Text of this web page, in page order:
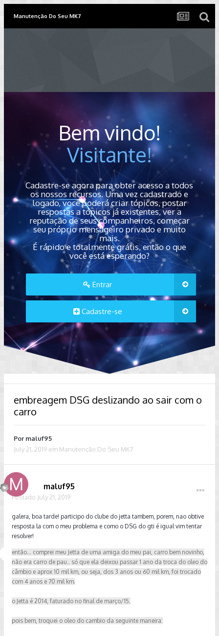
Manutenção Do Seu MK7
Bem vindo!
Visitante!
Cadastre-se agora para obter acesso a todos
os nossos recursos. Uma vez cadastrado e
logado, você poderá criar tópicos, postar
respostas a tópicos já existentes, ver a
reputação de seus companheiros, começar
seu próprio mensageiro privado e muito
mais.
É rápido e totalmente grátis, então o que
você está esperando?
Entrar
Cadastre-se
embreagem DSG deslizando ao sair com o
carro
Por maluf95
July 21, 2019 em Manutenção Do Seu MK7
maluf95
Postado July 21, 2019
galera, boa tarde! participo do clube do jetta tambem, porem, nao obtive
resposta la com o meu problema e como o DSG do gti é igual vim tentar
resolver!
então... comprei meu Jetta de uma amiga do meu pai, carro bem novinho,
não era carro de pau.. só que ela deixou passar 1 ano da troca do oleo do
câmbio e aprox 10 mil km, ou seja, dos 3 anos ou 60 mil km, foi trocado
com 4 anos e 70 mil km.
o Jetta é 2014, faturado no final de março/15.
pois bem, troquei o oleo do cambio da seguinte maneira: